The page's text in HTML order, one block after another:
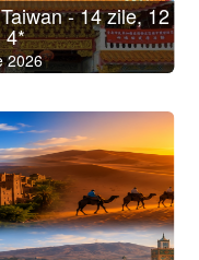
- 14 zile, 12
4*
2026